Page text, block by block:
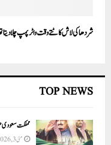
شردھا کی لاش کاٹتے وقت واٹر پمپ چلا دیتا
TOP NEWS
مملکت سعودی
مئی 3, 2026